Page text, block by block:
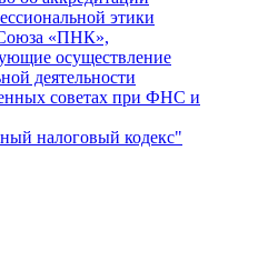
этики
«ПНК»,
осуществление
деятельности
советах при ФНС и
налоговый кодекс"